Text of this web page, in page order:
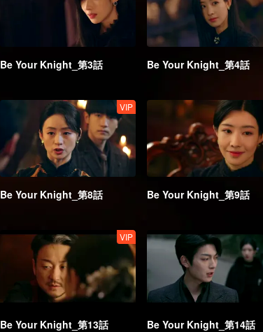
Be Your Knight_第3話 Be Your Knight_第4話
VIP
Be Your Knight_第8話 Be Your Knight_第9話
VIP
Be Your Knight_第13話 Be Your Knight_第14話